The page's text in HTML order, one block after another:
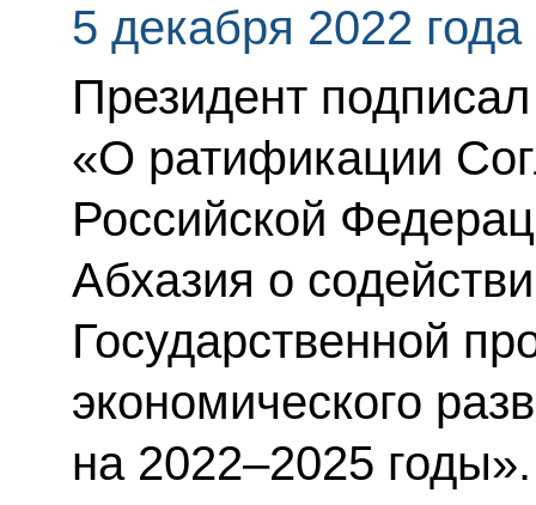
5 декабря 2022 года
Президент
«О ратификации
Российской
Абхазия о
Государственной
экономического
на 2022–2025 годы».